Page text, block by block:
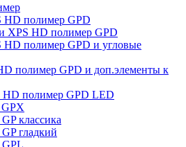
HD полимер GPD
XPS HD полимер GPD
полимер GPD и угловые
полимер GPD и доп.элементы к
полимер GPD LED
классика
гладкий